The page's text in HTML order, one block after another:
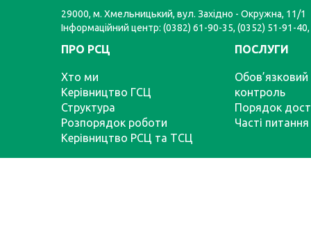
29000, м. Хмельницький, вул. Західно - Окружна, 11/1
Інформаційний центр: (0382) 61-90-35, (0352) 51-91-
ПРО РСЦ
Хто ми
Керівництво ГСЦ
Структура
Розпорядок роботи
Керівництво РСЦ та ТСЦ
ПОСЛУГИ
Обов’язковий
контроль
Порядок
Часті питання